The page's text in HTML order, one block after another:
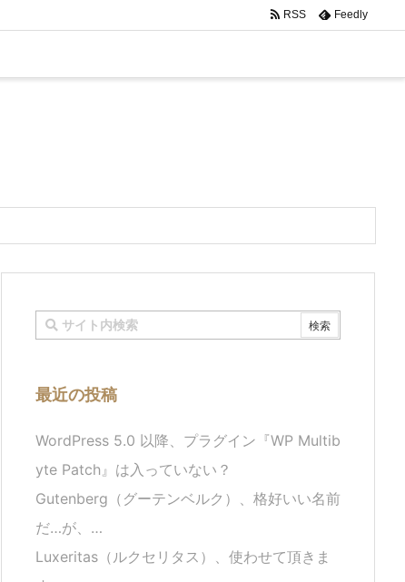
RSS Feedly
最近の投稿
WordPress 5.0 以降、プラグイン『WP Multib
yte Patch』は入っていない？
Gutenberg（グーテンベルク）、格好いい名前
だ…が、…
Luxeritas（ルクセリタス）、使わせて頂きま